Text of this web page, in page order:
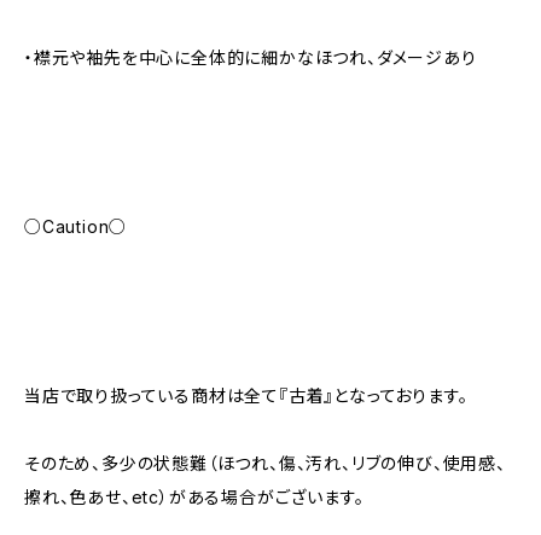
・襟元や袖先を中心に全体的に細かなほつれ、ダメージあり
○Caution○
当店で取り扱っている商材は全て『古着』となっております。
そのため、多少の状態難（ほつれ、傷、汚れ、リブの伸び、使用感、
擦れ、色あせ、etc）がある場合がございます。